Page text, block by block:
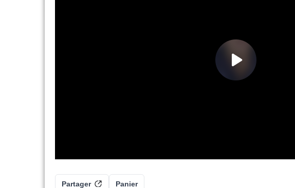
Panier
Partager